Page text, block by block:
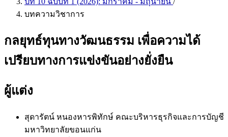
บทความวิชาการ
กลยุทธ์ทุนทางวัฒนธรรม เพื่อความได้
เปรียบทางการแข่งขันอย่างยั่งยืน
ผู้แต่ง
สุดารัตน์ หนองหารพิทักษ์ คณะบริหารธุรกิจและการบัญชี
มหาวิทยาลัยขอนแก่น